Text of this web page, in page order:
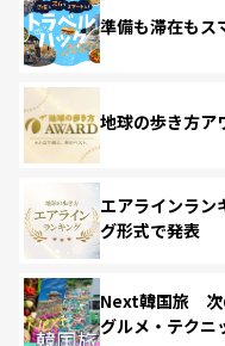
準備も滞在も
地球の歩き方ア
エアラインラ
グ形式で発表
Next韓国旅 次
グルメ・テクニ